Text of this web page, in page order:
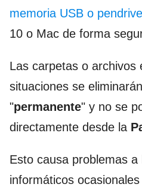
memoria USB o pendrive
10 o Mac de forma
Las carpetas o archivos
situaciones se
"permanente" y no se
directamente desde la
Esto causa problemas a
informáticos